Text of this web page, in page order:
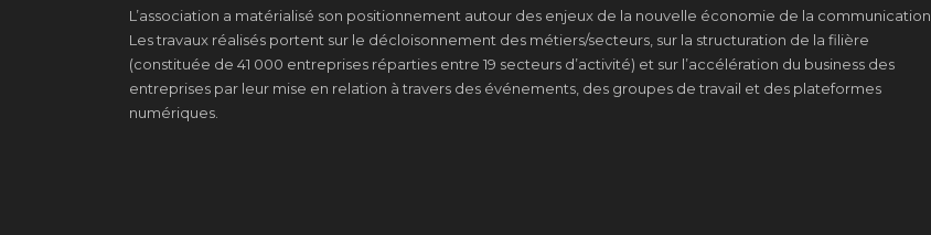
L’association a matérialisé son positionnement autour des enjeux de la nouvelle économie de la communication.
Les travaux réalisés portent sur le décloisonnement des métiers/secteurs, sur la structuration de la filière
(constituée de 41 000 entreprises réparties entre 19 secteurs d’activité) et sur l’accélération du business des
entreprises par leur mise en relation à travers des événements, des groupes de travail et des plateformes
numériques.